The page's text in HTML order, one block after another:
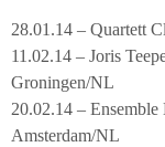
28.01.14 – Quartett
11.02.14 – Joris
Groningen/NL
20.02.14 –
Amsterdam/NL